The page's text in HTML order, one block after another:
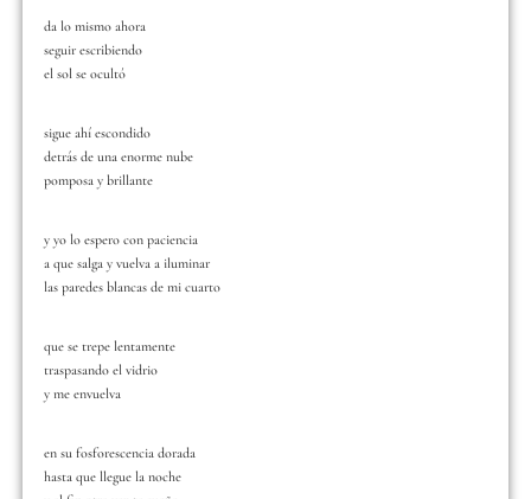
da lo mismo ahora
seguir escribiendo
el sol se ocultó
sigue ahí escondido
detrás de una enorme nube
pomposa y brillante
y yo lo espero con paciencia
a que salga y vuelva a iluminar
las paredes blancas de mi cuarto
que se trepe lentamente
traspasando el vidrio
y me envuelva
en su fosforescencia dorada
hasta que llegue la noche